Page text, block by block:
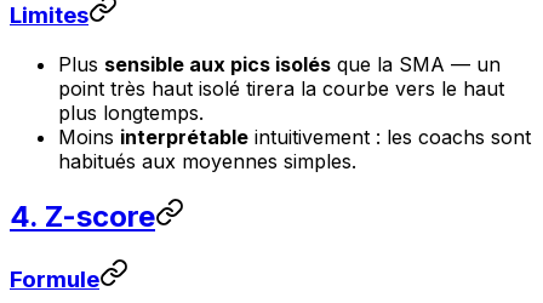
Limites
Plus sensible aux pics isolés que la SMA — un
point très haut isolé tirera la courbe vers le haut
plus longtemps.
Moins interprétable intuitivement : les coachs sont
habitués aux moyennes simples.
4. Z-score
Formule